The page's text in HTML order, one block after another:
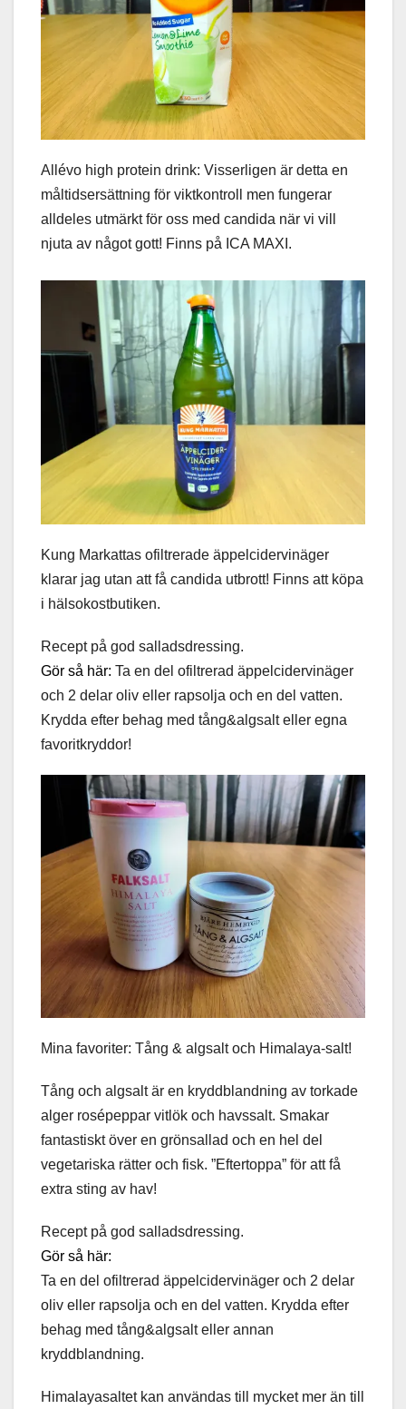
Allévo high protein drink: Visserligen är detta en
måltidsersättning för viktkontroll men fungerar
alldeles utmärkt för oss med candida när vi vill
njuta av något gott! Finns på ICA MAXI.
Kung Markattas ofiltrerade äppelcidervinäger
klarar jag utan att få candida utbrott! Finns att köpa
i hälsokostbutiken.
Recept på god salladsdressing.
Gör så här: Ta en del ofiltrerad äppelcidervinäger
och 2 delar oliv eller rapsolja och en del vatten.
Krydda efter behag med tång&algsalt eller egna
favoritkryddor!
Mina favoriter: Tång & algsalt och Himalaya-salt!
Tång och algsalt är en kryddblandning av torkade
alger rosépeppar vitlök och havssalt. Smakar
fantastiskt över en grönsallad och en hel del
vegetariska rätter och fisk. ”Eftertoppa” för att få
extra sting av hav!
Recept på god salladsdressing.
Gör så här:
Ta en del ofiltrerad äppelcidervinäger och 2 delar
oliv eller rapsolja och en del vatten. Krydda efter
behag med tång&algsalt eller annan
kryddblandning.
Himalayasaltet kan användas till mycket mer än till